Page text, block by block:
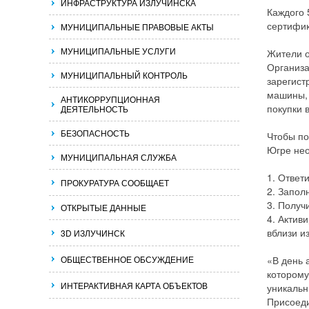
Каждого
Жители
машины,
покупки
Чтобы
Югре
1.
2.
3.
4.
вблизи
«В день
ИНФРАСТРУКТУРА ИЗЛУЧИНСКА
МУНИЦИПАЛЬНЫЕ ПРАВОВЫЕ АКТЫ
МУНИЦИПАЛЬНЫЕ УСЛУГИ
МУНИЦИПАЛЬНЫЙ КОНТРОЛЬ
АНТИКОРРУПЦИОННАЯ
ДЕЯТЕЛЬНОСТЬ
БЕЗОПАСНОСТЬ
МУНИЦИПАЛЬНАЯ СЛУЖБА
ПРОКУРАТУРА СООБЩАЕТ
ОТКРЫТЫЕ ДАННЫЕ
3D ИЗЛУЧИНСК
ОБЩЕСТВЕННОЕ ОБСУЖДЕНИЕ
ИНТЕРАКТИВНАЯ КАРТА ОБЪЕКТОВ